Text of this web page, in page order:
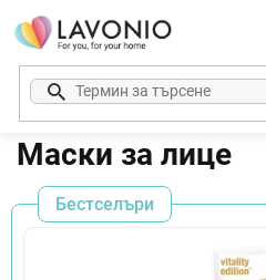
Преминаване
към
съдържанието
Маски за лице
Бестселъри